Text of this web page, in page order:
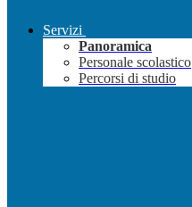
Servizi
Panoramica
Personale scolastico
Percorsi di studio